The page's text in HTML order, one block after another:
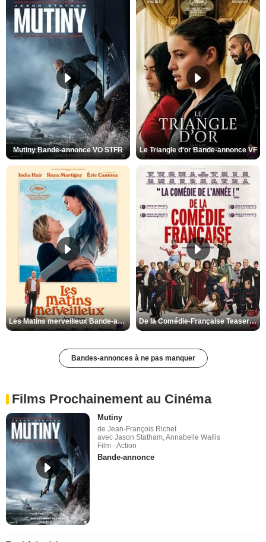
Mutiny Bande-annonce VO STFR Le Triangle d'or Bande-annonce VF
Les Matins merveilleux Bande-annonce VF De la Comédie-Française Teaser VF
Bandes-annonces à ne pas manquer
Films Prochainement au Cinéma
Mutiny
de Jean-François Richet
avec Jason Statham, Annabelle Wallis
Film - Action
Bande-annonce